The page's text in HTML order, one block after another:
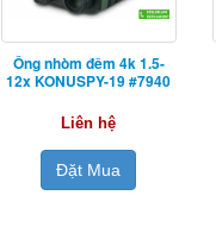
Ống nhòm đêm 4k 1.5-
12x KONUSPY-19 #7940
Liên hệ
Đặt Mua